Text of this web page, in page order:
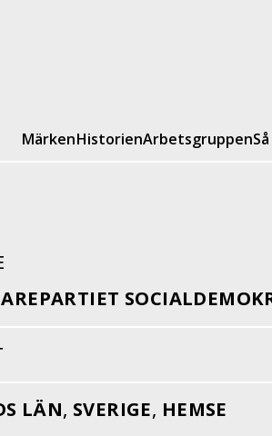
MärkenHistorienArbetsgruppen
LÄN, SVERIGE, HEMSE